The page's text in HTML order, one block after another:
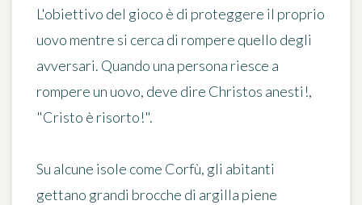
L'obiettivo del gioco è di proteggere il proprio
uovo mentre si cerca di rompere quello degli
avversari. Quando una persona riesce a
rompere un uovo, deve dire Christos anesti!,
"Cristo è risorto!".
Su alcune isole come Corfù, gli abitanti
gettano grandi brocche di argilla piene